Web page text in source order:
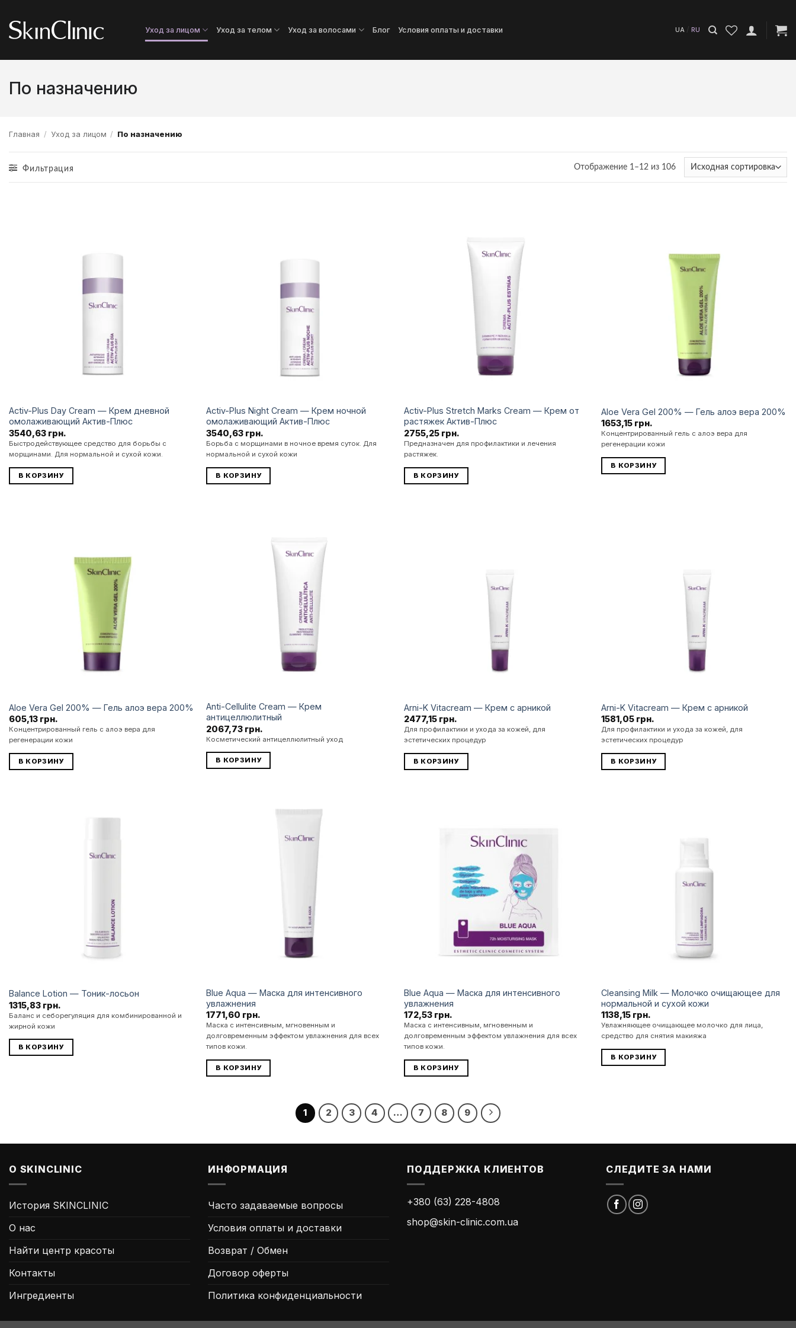
content
Уход за лицом Уход за телом Уход за волосами Блог Условия оплаты и доставки UA / RU
По назначению
Главная / Уход за лицом / По назначению
Фильтрация Отображение 1–12 из 106
Activ-Plus Day Cream — Крем дневной
омолаживающий Актив-Плюс
3540,63 грн.
Быстродействующее средство для борьбы с
морщинами. Для нормальной и сухой кожи.
В КОРЗИНУ
Activ-Plus Night Cream — Крем ночной
омолаживающий Актив-Плюс
3540,63 грн.
Борьба с морщинами в ночное время суток. Для
нормальной и сухой кожи
В КОРЗИНУ
Activ-Plus Stretch Marks Cream — Крем от
растяжек Актив-Плюс
2755,25 грн.
Предназначен для профилактики и лечения
растяжек.
В КОРЗИНУ
Aloe Vera Gel 200% — Гель алоэ вера 200%
1653,15 грн.
Концентрированный гель с алоэ вера для
регенерации кожи
В КОРЗИНУ
Aloe Vera Gel 200% — Гель алоэ вера 200%
605,13 грн.
Концентрированный гель с алоэ вера для
регенерации кожи
В КОРЗИНУ
Anti-Cellulite Cream — Крем
антицеллюлитный
2067,73 грн.
Косметический антицеллюлитный уход
В КОРЗИНУ
Arni-K Vitacream — Крем с арникой
2477,15 грн.
Для профилактики и ухода за кожей, для
эстетических процедур
В КОРЗИНУ
Arni-K Vitacream — Крем с арникой
1581,05 грн.
Для профилактики и ухода за кожей, для
эстетических процедур
В КОРЗИНУ
Balance Lotion — Тоник-лосьон
1315,83 грн.
Баланс и себорегуляция для комбинированной и
жирной кожи
В КОРЗИНУ
Blue Aqua — Маска для интенсивного
увлажнения
1771,60 грн.
Маска с интенсивным, мгновенным и
долговременным эффектом увлажнения для всех
типов кожи.
В КОРЗИНУ
Blue Aqua — Маска для интенсивного
увлажнения
172,53 грн.
Маска с интенсивным, мгновенным и
долговременным эффектом увлажнения для всех
типов кожи.
В КОРЗИНУ
Cleansing Milk — Молочко очищающее для
нормальной и сухой кожи
1138,15 грн.
Увлажняющее очищающее молочко для лица,
средство для снятия макияжа
В КОРЗИНУ
1 2 3 4 … 7 8 9
О SKINCLINIC
История SKINCLINIC
О нас
Найти центр красоты
Контакты
Ингредиенты
ИНФОРМАЦИЯ
Часто задаваемые вопросы
Условия оплаты и доставки
Возврат / Обмен
Договор оферты
Политика конфиденциальности
ПОДДЕРЖКА КЛИЕНТОВ
+380 (63) 228-4808
shop@skin-clinic.com.ua
СЛЕДИТЕ ЗА НАМИ